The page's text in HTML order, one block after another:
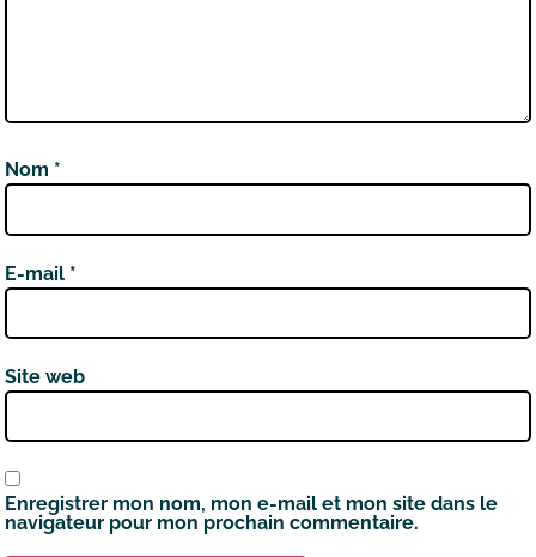
Nom *
E-mail *
Site web
Enregistrer mon nom, mon e-mail et mon site dans le
navigateur pour mon prochain commentaire.